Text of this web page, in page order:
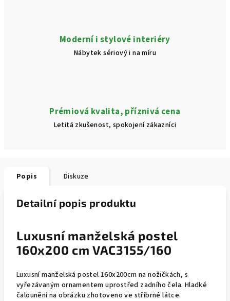
Moderní i stylové interiéry
Nábytek sériový i na míru
Prémiová kvalita, příznivá cena
Letitá zkušenost, spokojení zákazníci
Popis Diskuze
Detailní popis produktu
Luxusní manželská postel
160x200 cm VAC3155/160
Luxusní manželská postel 160x200cm na nožičkách, s
vyřezávaným ornamentem uprostřed zadního čela. Hladké
čalounění na obrázku zhotoveno ve stříbrné látce.